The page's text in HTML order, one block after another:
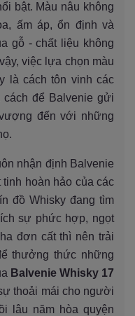
bật. Màu nâu không
ấm áp, ổn định và
gỗ - chất liệu không
việc lựa chọn màu
là cách tôn vinh các
cách để Balvenie gửi
đến với những
nhận định Balvenie
hoàn hảo của các
đồ Whisky đang tìm
sự phức hợp, ngọt
đơn cất thì nên trải
thưởng thức những
Balvenie Whisky 17
thoải mái cho người
lâu năm hòa quyện